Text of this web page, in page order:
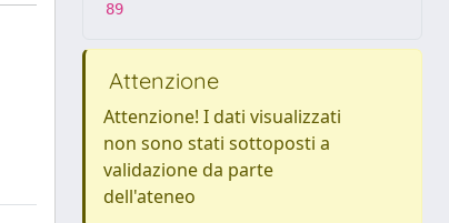
89
Attenzione
Attenzione! I dati visualizzati
non sono stati sottoposti a
validazione da parte
dell'ateneo